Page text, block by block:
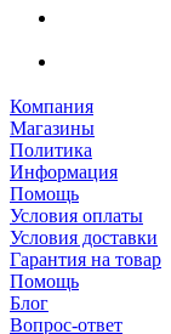
Компания
Магазины
Политика
Информация
Помощь
Условия оплаты
Условия доставки
Гарантия на товар
Помощь
Блог
Вопрос-ответ